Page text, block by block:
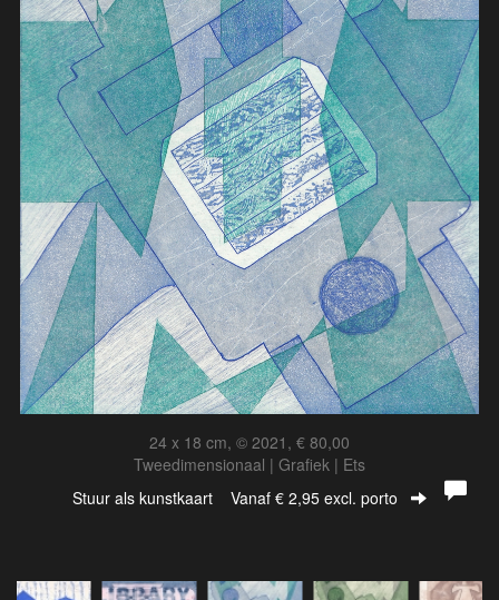
24 x 18 cm, © 2021, € 80,00
Tweedimensionaal | Grafiek | Ets
Stuur als kunstkaart Vanaf € 2,95 excl. porto